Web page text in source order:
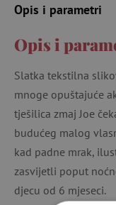
Opis i parametri
Opis i
Slatka tekstilna
mnoge opuštajuće
tješilica zmaj Joe
budućeg malog
kad padne mrak,
zasvijetli poput
djecu od 6 mjeseci.